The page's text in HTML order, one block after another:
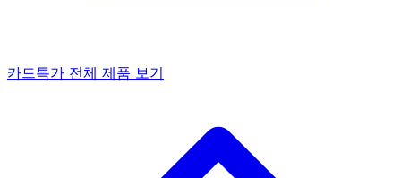
카드특가 전체 제품 보기